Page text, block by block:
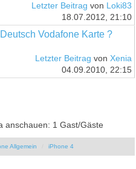
Letzter Beitrag von Loki83
18.07.2012, 21:10
Vodafone Karte ?
Letzter Beitrag von Xenia
04.09.2010, 22:15
anschauen: 1 Gast/Gäste
Allgemein iPhone 4